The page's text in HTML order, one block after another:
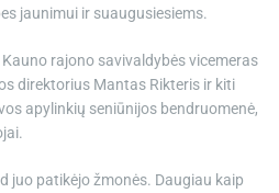
jaunimui ir suaugusiesiems.
rajono savivaldybės vicemeras
direktorius Mantas Rikteris ir kiti
apylinkių seniūnijos bendruomenė,
juo patikėjo žmonės. Daugiau kaip